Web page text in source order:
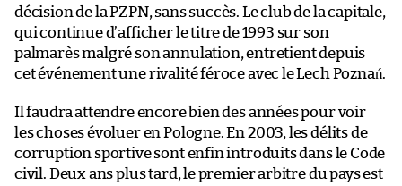
décision de la PZPN, sans succès. Le club de la capitale,
qui continue d’afficher le titre de 1993 sur son
palmarès malgré son annulation, entretient depuis
cet événement une rivalité féroce avec le Lech Poznań.
Il faudra attendre encore bien des années pour voir
les choses évoluer en Pologne. En 2003, les délits de
corruption sportive sont enfin introduits dans le Code
civil. Deux ans plus tard, le premier arbitre du pays est